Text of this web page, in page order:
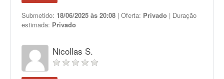
Submetido: 18/06/2025 às 20:08 | Oferta: Privado | Duração
estimada: Privado
Nicollas S.